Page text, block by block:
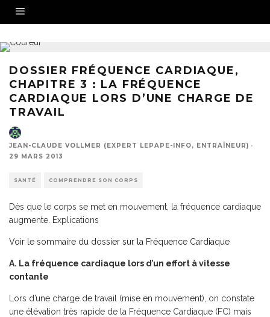
DOSSIER FRÉQUENCE CARDIAQUE,
CHAPITRE 3 : LA FRÉQUENCE
CARDIAQUE LORS D’UNE CHARGE DE
TRAVAIL
JEAN-CLAUDE VOLLMER (EXPERT LEPAPE-INFO, ENTRAÎNEUR) ·
29 MARS 2013
SANTÉ COMPRENDRE SON CORPS
Dès que le corps se met en mouvement, la fréquence cardiaque
augmente. Explications
Voir le sommaire du dossier sur la Fréquence Cardiaque
A. La fréquence cardiaque lors d’un effort à vitesse
contante
Lors d’une charge de travail (mise en mouvement), on constate
une élévation très rapide de la Fréquence Cardiaque (FC) mais